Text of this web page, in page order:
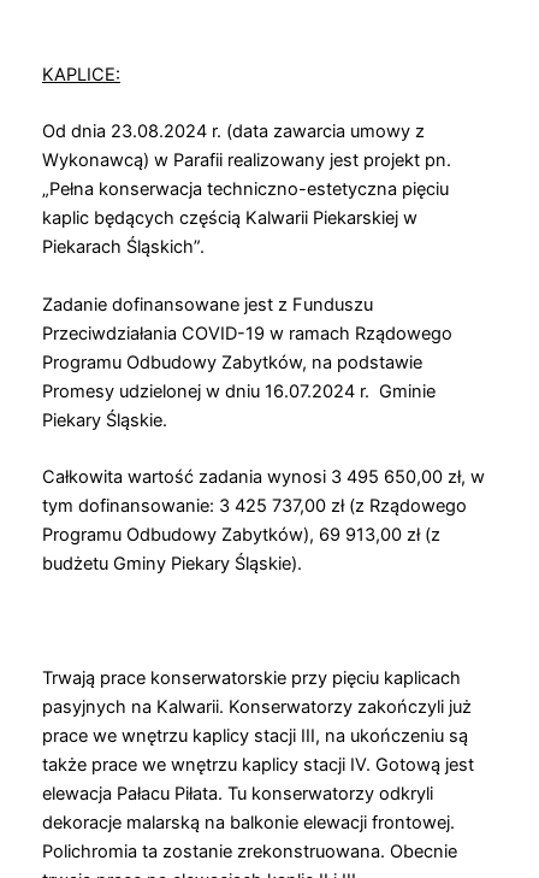
KAPLICE:
Od dnia 23.08.2024 r. (data zawarcia umowy z
Wykonawcą) w Parafii realizowany jest projekt pn.
„Pełna konserwacja techniczno-estetyczna pięciu
kaplic będących częścią Kalwarii Piekarskiej w
Piekarach Śląskich”.
Zadanie dofinansowane jest z Funduszu
Przeciwdziałania COVID-19 w ramach Rządowego
Programu Odbudowy Zabytków, na podstawie
Promesy udzielonej w dniu 16.07.2024 r. Gminie
Piekary Śląskie.
Całkowita wartość zadania wynosi 3 495 650,00 zł, w
tym dofinansowanie: 3 425 737,00 zł (z Rządowego
Programu Odbudowy Zabytków), 69 913,00 zł (z
budżetu Gminy Piekary Śląskie).
Trwają prace konserwatorskie przy pięciu kaplicach
pasyjnych na Kalwarii. Konserwatorzy zakończyli już
prace we wnętrzu kaplicy stacji III, na ukończeniu są
także prace we wnętrzu kaplicy stacji IV. Gotową jest
elewacja Pałacu Piłata. Tu konserwatorzy odkryli
dekoracje malarską na balkonie elewacji frontowej.
Polichromia ta zostanie zrekonstruowana. Obecnie